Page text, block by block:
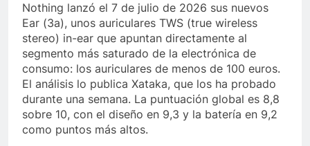
Nothing lanzó el 7 de julio de 2026 sus nuevos
Ear (3a), unos auriculares TWS (true wireless
stereo) in-ear que apuntan directamente al
segmento más saturado de la electrónica de
consumo: los auriculares de menos de 100 euros.
El análisis lo publica Xataka, que los ha probado
durante una semana. La puntuación global es 8,8
sobre 10, con el diseño en 9,3 y la batería en 9,2
como puntos más altos.